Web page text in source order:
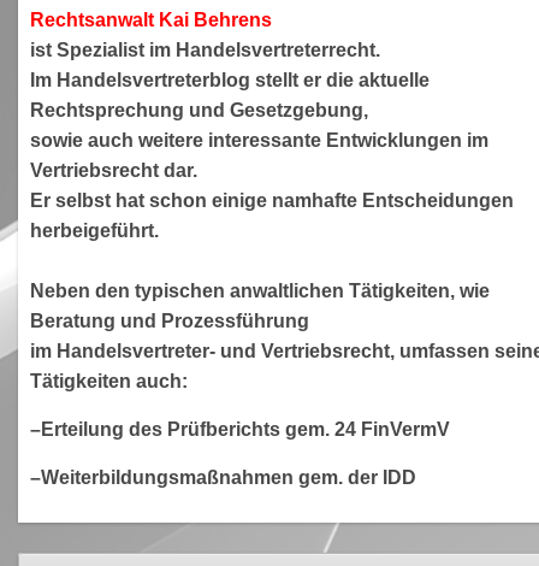
Rechtsanwalt Kai Behrens
ist Spezialist im Handelsvertreterrecht.
Im Handelsvertreterblog stellt er die aktuelle
Rechtsprechung und Gesetzgebung,
sowie auch weitere interessante Entwicklungen im
Vertriebsrecht dar.
Er selbst hat schon einige namhafte Entscheidungen
herbeigeführt.
Neben den typischen anwaltlichen Tätigkeiten, wie
Beratung und Prozessführung
im Handelsvertreter- und Vertriebsrecht, umfassen
Tätigkeiten auch:
–Erteilung des Prüfberichts gem. 24 FinVermV
–Weiterbildungsmaßnahmen gem. der IDD